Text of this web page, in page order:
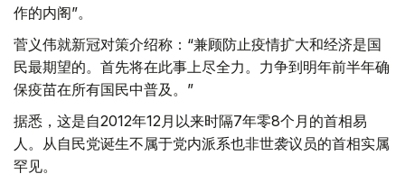
作的内阁”。
菅义伟就新冠对策介绍称：“兼顾防止疫情扩大和经济是国
民最期望的。首先将在此事上尽全力。力争到明年前半年确
保疫苗在所有国民中普及。”
据悉，这是自2012年12月以来时隔7年零8个月的首相易
人。从自民党诞生不属于党内派系也非世袭议员的首相实属
罕见。